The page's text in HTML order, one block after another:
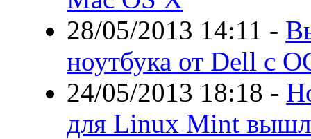
28/05/2013 14:11 -
ноутбука от Dell с
24/05/2013 18:18 -
для Linux Mint